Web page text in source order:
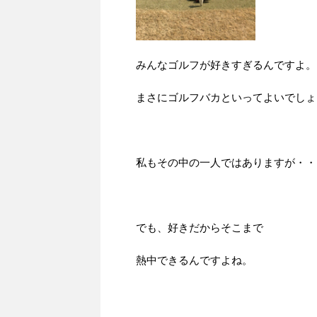
みんなゴルフが好きすぎるんですよ。
まさにゴルフバカといってよいでしょ
私もその中の一人ではありますが・
でも、好きだからそこまで
熱中できるんですよね。